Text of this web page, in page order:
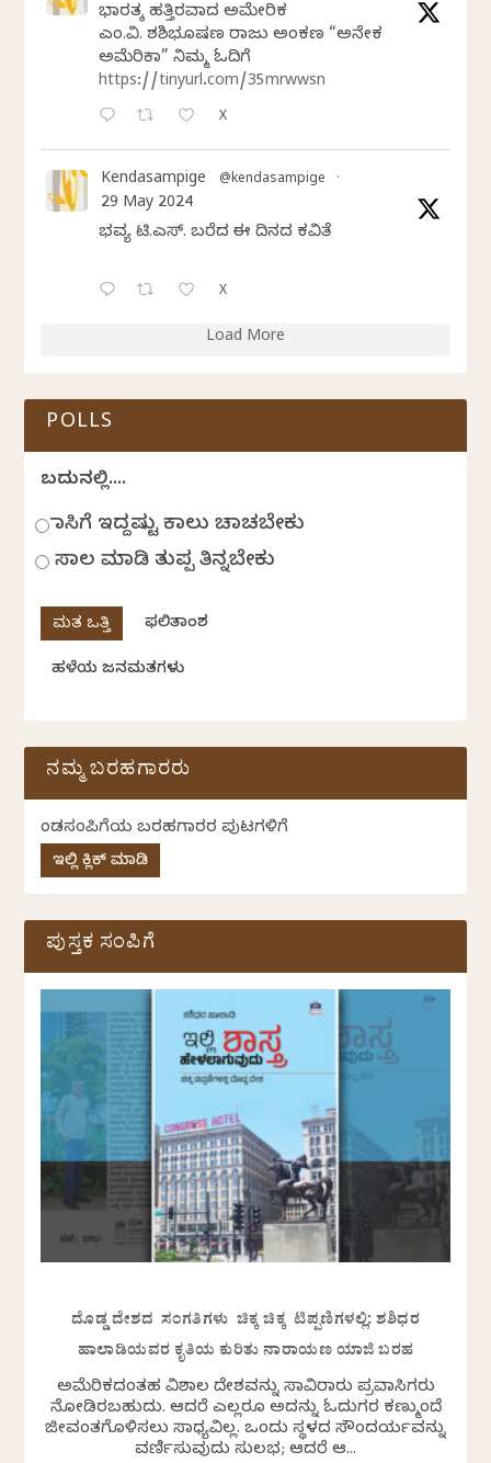
ಭಾರತಕ್ಕೆ ಹತ್ತಿರವಾದ ಅಮೇರಿಕ
ಎಂ.ವಿ. ಶಶಿಭೂಷಣ ರಾಜು ಅಂಕಣ “ಅನೇಕ
ಅಮೆರಿಕಾ” ನಿಮ್ಮ ಓದಿಗೆ
https://tinyurl.com/35mrwwsn
X
Kendasampige @kendasampige ·
29 May 2024
ಭವ್ಯ ಟಿ.ಎಸ್. ಬರೆದ ಈ ದಿನದ ಕವಿತೆ
X
Load More
POLLS
ಬದುಕಿನಲ್ಲಿ....
ಹಾಸಿಗೆ ಇದ್ದಷ್ಟು ಕಾಲು ಚಾಚಬೇಕು
ಸಾಲ ಮಾಡಿ ತುಪ್ಪ ತಿನ್ನಬೇಕು
ಫಲಿತಾಂಶ
ಹಳೆಯ ಜನಮತಗಳು
ನಮ್ಮ ಬರಹಗಾರರು
ಕೆಂಡಸಂಪಿಗೆಯ ಬರಹಗಾರರ ಪುಟಗಳಿಗೆ
ಇಲ್ಲಿ ಕ್ಲಿಕ್ ಮಾಡಿ
ಪುಸ್ತಕ ಸಂಪಿಗೆ
ದೊಡ್ಡ ದೇಶದ ಸಂಗತಿಗಳು ಚಿಕ್ಕ ಚಿಕ್ಕ ಟಿಪ್ಪಣಿಗಳಲ್ಲಿ: ಶಶಿಧರ
ಹಾಲಾಡಿಯವರ ಕೃತಿಯ ಕುರಿತು ನಾರಾಯಣ ಯಾಜಿ ಬರಹ
ಅಮೆರಿಕದಂತಹ ವಿಶಾಲ ದೇಶವನ್ನು ಸಾವಿರಾರು ಪ್ರವಾಸಿಗರು
ನೋಡಿರಬಹುದು. ಆದರೆ ಎಲ್ಲರೂ ಅದನ್ನು ಓದುಗರ ಕಣ್ಮುಂದೆ
ಜೀವಂತಗೊಳಿಸಲು ಸಾಧ್ಯವಿಲ್ಲ. ಒಂದು ಸ್ಥಳದ ಸೌಂದರ್ಯವನ್ನು
ವರ್ಣಿಸುವುದು ಸುಲಭ; ಆದರೆ ಆ...